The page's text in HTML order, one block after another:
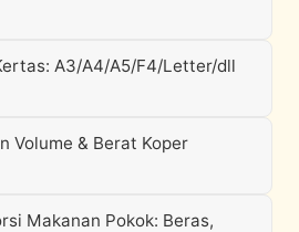
A3/A4/A5/F4/Letter/dll
Volume & Berat Koper
Makanan Pokok: Beras,